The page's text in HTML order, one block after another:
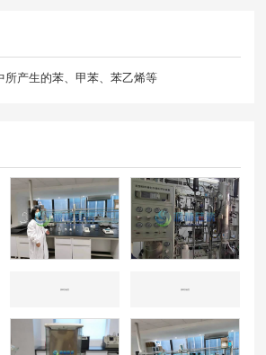
所产生的苯、甲苯、苯乙烯等